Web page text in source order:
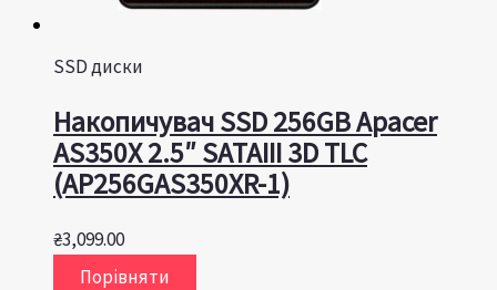
SSD диски
Накопичувач SSD 256GB Apacer
AS350X 2.5″ SATAIII 3D TLC
(AP256GAS350XR-1)
₴3,099.00
Порівняти